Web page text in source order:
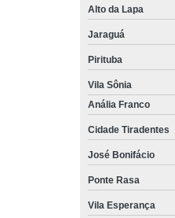
Alto da Lapa
Jaraguá
Pirituba
Vila Sônia
Anália Franco
Cidade Tiradentes
José Bonifácio
Ponte Rasa
Vila Esperança